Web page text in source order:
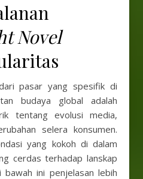
Novel
pasar yang spesifik di
budaya global adalah
tentang evolusi media,
selera konsumen.
yang kokoh di dalam
cerdas terhadap lanskap
ini penjelasan lebih